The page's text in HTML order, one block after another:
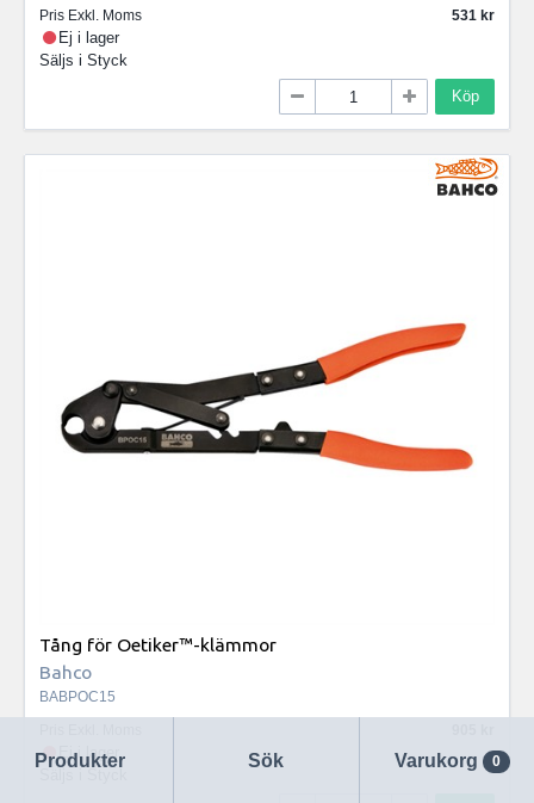
Produkter Sök Varukorg 0
Pris Exkl. Moms
531
Ej i lager
Säljs i Styck
Köp
Tång för Oetiker™-klämmor
Bahco
BABPOC15
Ej i lager